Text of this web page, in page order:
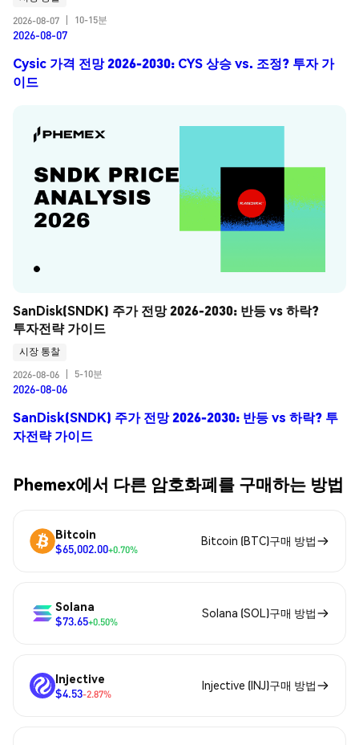
2026-08-07
10-15분
2026-08-07
Cysic 가격 전망 2026-2030: CYS 상승 vs. 조정? 투자 가
이드
SanDisk(SNDK) 주가 전망 2026-2030: 반등 vs 하락?
투자전략 가이드
시장 통찰
2026-08-06
5-10분
2026-08-06
SanDisk(SNDK) 주가 전망 2026-2030: 반등 vs 하락? 투
자전략 가이드
Phemex에서 다른 암호화폐를 구매하는 방법
Bitcoin
$65,002.00+0.70%
Bitcoin (BTC)구매 방법
Solana
$73.65+0.50%
Solana (SOL)구매 방법
Injective
$4.53-2.87%
Injective (INJ)구매 방법